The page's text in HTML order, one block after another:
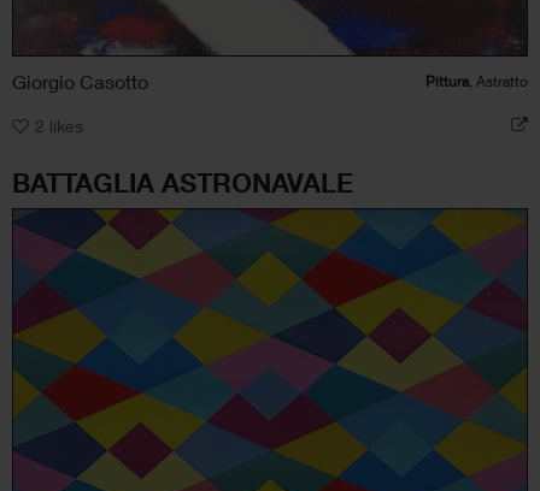
Giorgio Casotto Pittura, Astratto
2 likes
BATTAGLIA ASTRONAVALE